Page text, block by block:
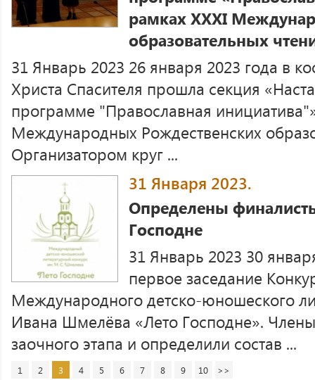
рамках XXXI
образовательных
31 Январь 2023 26 января 2023 года в
Христа Спасителя прошла секция
программе "Православная
Международных Рождественских
Организатором круг ...
31 Января 2023.
Определены
Господне
31 Январь 2023 30
первое заседание
Международного детско-юношеского
Ивана Шмелёва «Лето Господне».
заочного этапа и определили состав ...
1 2 3 4 5 6 7 8 9 10 >>